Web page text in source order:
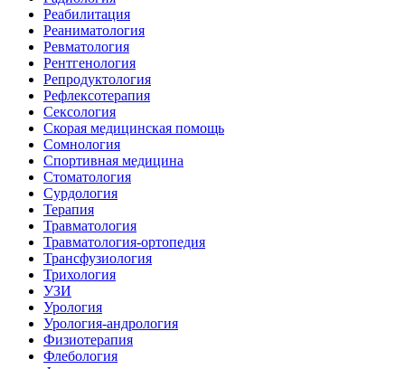
Реабилитация
Реаниматология
Ревматология
Рентгенология
Репродуктология
Рефлексотерапия
Сексология
Скорая медицинская помощь
Сомнология
Спортивная медицина
Стоматология
Сурдология
Терапия
Травматология
Травматология-ортопедия
Трансфузиология
Трихология
УЗИ
Урология
Урология-андрология
Физиотерапия
Флебология